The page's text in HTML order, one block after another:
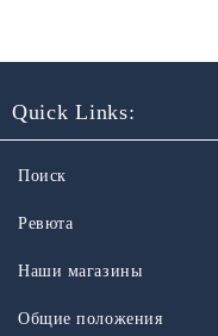
Quick Links:
Поиск
Ревюта
Наши магазины
Общие положения